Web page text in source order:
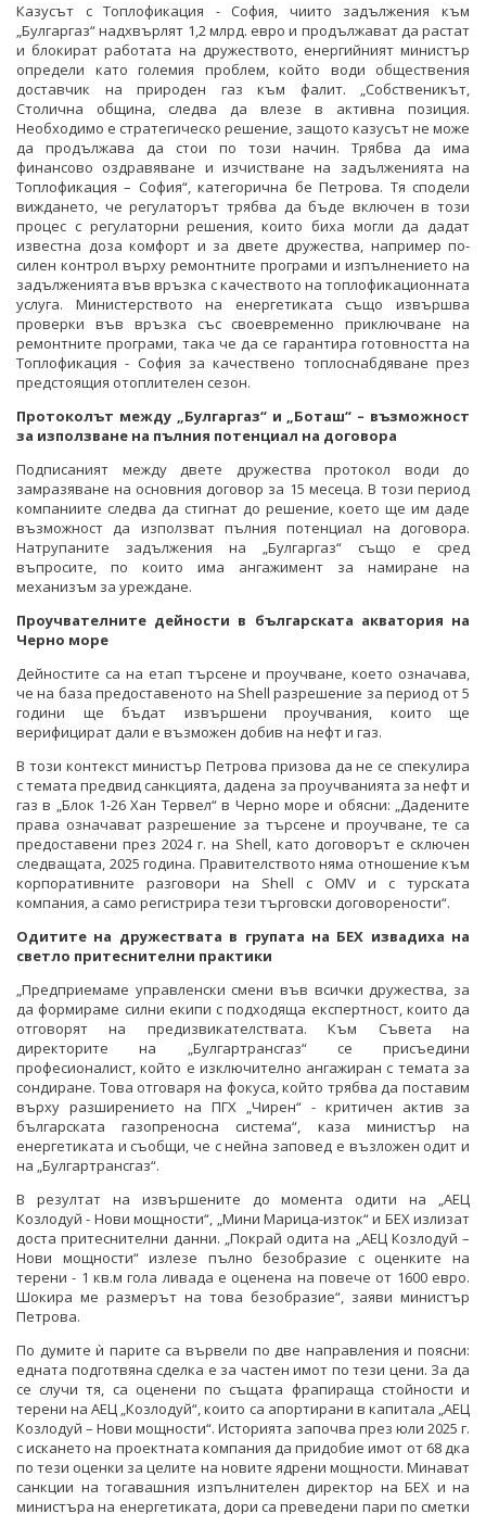
Казусът с Топлофикация - София, чиито задължения към
„Булгаргаз“ надхвърлят 1,2 млрд. евро и продължават да растат
и блокират работата на дружеството, енергийният министър
определи като големия проблем, който води обществения
доставчик на природен газ към фалит. „Собственикът,
Столична община, следва да влезе в активна позиция.
Необходимо е стратегическо решение, защото казусът не може
да продължава да стои по този начин. Трябва да има
финансово оздравяване и изчистване на задълженията на
Топлофикация – София“, категорична бе Петрова. Тя сподели
виждането, че регулаторът трябва да бъде включен в този
процес с регулаторни решения, които биха могли да дадат
известна доза комфорт и за двете дружества, например по-
силен контрол върху ремонтните програми и изпълнението на
задълженията във връзка с качеството на топлофикационната
услуга. Министерството на енергетиката също извършва
проверки във връзка със своевременно приключване на
ремонтните програми, така че да се гарантира готовността на
Топлофикация - София за качествено топлоснабдяване през
предстоящия отоплителен сезон.
Протоколът между „Булгаргаз“ и „Боташ“ – възможност
за използване на пълния потенциал на договора
Подписаният между двете дружества протокол води до
замразяване на основния договор за 15 месеца. В този период
компаниите следва да стигнат до решение, което ще им даде
възможност да използват пълния потенциал на договора.
Натрупаните задължения на „Булгаргаз“ също е сред
въпросите, по които има ангажимент за намиране на
механизъм за уреждане.
Проучвателните дейности в българската акватория на
Черно море
Дейностите са на етап търсене и проучване, което означава,
че на база предоставеното на Shell разрешение за период от 5
години ще бъдат извършени проучвания, които ще
верифицират дали е възможен добив на нефт и газ.
В този контекст министър Петрова призова да не се спекулира
с темата предвид санкцията, дадена за проучванията за нефт и
газ в „Блок 1-26 Хан Тервел“ в Черно море и обясни: „Дадените
права означават разрешение за търсене и проучване, те са
предоставени през 2024 г. на Shell, като договорът е сключен
следващата, 2025 година. Правителството няма отношение към
корпоративните разговори на Shell с OMV и с турската
компания, а само регистрира тези търговски договорености“.
Одитите на дружествата в групата на БЕХ извадиха на
светло притеснителни практики
„Предприемаме управленски смени във всички дружества, за
да формираме силни екипи с подходяща експертност, които да
отговорят на предизвикателствата. Към Съвета на
директорите на „Булгартрансгаз“ се присъедини
професионалист, който е изключително ангажиран с темата за
сондиране. Това отговаря на фокуса, който трябва да поставим
върху разширението на ПГХ „Чирен“ - критичен актив за
българската газопреносна система“, каза министър на
енергетиката и съобщи, че с нейна заповед е възложен одит и
на „Булгартрансгаз“.
В резултат на извършените до момента одити на „АЕЦ
Козлодуй - Нови мощности“, „Мини Марица-изток“ и БЕХ излизат
доста притеснителни данни. „Покрай одита на „АЕЦ Козлодуй –
Нови мощности“ излезе пълно безобразие с оценките на
терени - 1 кв.м гола ливада е оценена на повече от 1600 евро.
Шокира ме размерът на това безобразие“, заяви министър
Петрова.
По думите ѝ парите са вървели по две направления и поясни:
едната подготвяна сделка е за частен имот по тези цени. За да
се случи тя, са оценени по същата фрапираща стойности и
терени на АЕЦ „Козлодуй“, които са апортирани в капитала „АЕЦ
Козлодуй – Нови мощности“. Историята започва през юли 2025 г.
с искането на проектната компания да придобие имот от 68 дка
по тези оценки за целите на новите ядрени мощности. Минават
санкции на тогавашния изпълнителен директор на БЕХ и на
министъра на енергетиката, дори са преведени пари по сметки